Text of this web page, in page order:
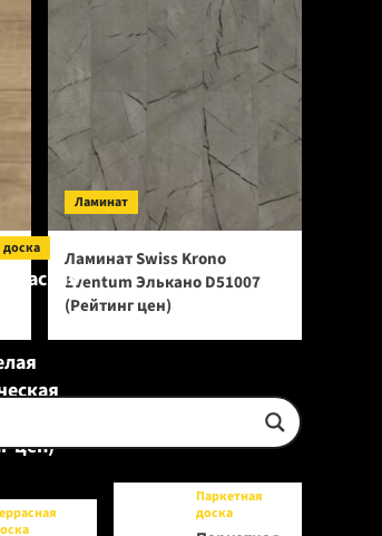
Ламинат
Ламинат Swiss Krono
Eventum Элькано D51007
(Рейтинг цен)
доска
цен)
Паркетная
доска